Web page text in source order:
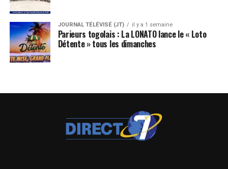
JOURNAL TÉLÉVISÉ (JT) il y a 1 semaine
Parieurs togolais : La LONATO lance le « Loto
Détente » tous les dimanches